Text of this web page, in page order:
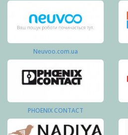
Neuvoo.com.ua
PHOENIX CONTACT